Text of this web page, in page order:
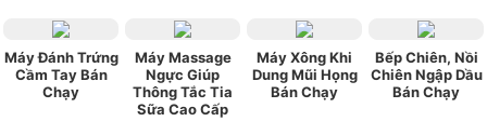
Máy Đánh Trứng
Cầm Tay Bán
Chạy
Máy Massage
Ngực Giúp
Thông Tắc Tia
Sữa Cao Cấp
Máy Xông Khi
Dung Mũi Họng
Bán Chạy
Bếp Chiên, Nồi
Chiên Ngập Dầu
Bán Chạy